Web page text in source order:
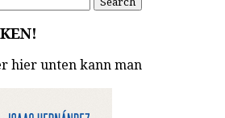
hier unten kann man